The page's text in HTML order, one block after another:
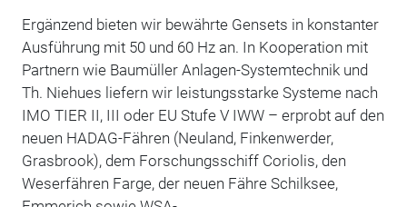
Ergänzend bieten wir bewährte Gensets in konstanter
Ausführung mit 50 und 60 Hz an. In Kooperation mit
Partnern wie Baumüller Anlagen-Systemtechnik und
Th. Niehues liefern wir leistungsstarke Systeme nach
IMO TIER II, III oder EU Stufe V IWW – erprobt auf den
neuen HADAG-Fähren (Neuland, Finkenwerder,
Grasbrook), dem Forschungsschiff Coriolis, den
Weserfähren Farge, der neuen Fähre Schilksee,